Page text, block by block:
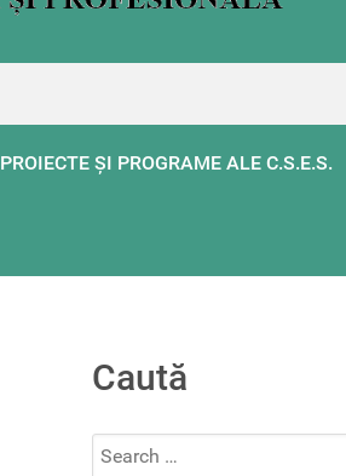
PROIECTE ŞI PROGRAME ALE C.S.E.S.
Caută
Search